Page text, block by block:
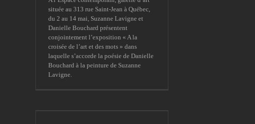
située au 313 rue Saint-Jean à Québec,
du 2 au 14 mai, Suzanne Lavigne et
Danielle Bouchard présentent
conjointement l’exposition « A la
croisée de l’art et des mots » dans
laquelle s’accorde la poésie de Danielle
Bouchard à la peinture de Suzanne
Lavigne.